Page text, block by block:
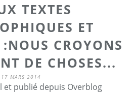
TEXTES
ET
CROYONS
DE CHOSES...
17 MARS 2014
et publié depuis Overblog